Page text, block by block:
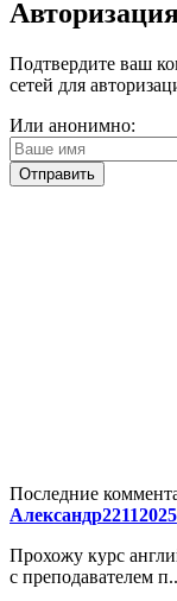
Подтвердите ваш
сетей для
Или анонимно:
Последние
Александр22112025
Прохожу курс
с преподавателем